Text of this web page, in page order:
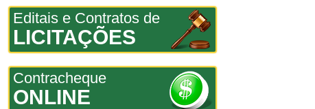
Editais e Contratos de
LICITAÇÕES
Contracheque
ONLINE